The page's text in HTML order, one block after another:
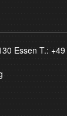
Essen T.: